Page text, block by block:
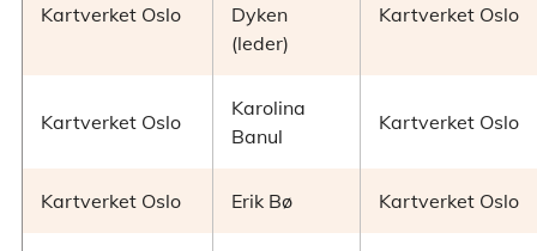
Kartverket Oslo
Dyken
(leder)
Kartverket Oslo
Kartverket Oslo
Karolina
Banul
Kartverket Oslo
Kartverket Oslo Erik Bø Kartverket Oslo